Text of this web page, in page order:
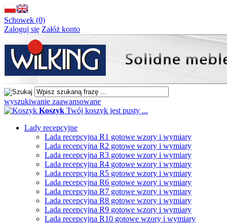
Schowek (0)
Zaloguj się Załóż konto
wyszukiwanie zaawansowane
Koszyk Twój koszyk jest pusty ...
Lady recepcyjne
Lada recepcyjna R1 gotowe wzory i wymiary
Lada recepcyjna R2 gotowe wzory i wymiary
Lada recepcyjna R3 gotowe wzory i wymiary
Lada recepcyjna R4 gotowe wzory i wymiary
Lada recepcyjna R5 gotowe wzory i wymiary
Lada recepcyjna R6 gotowe wzory i wymiary
Lada recepcyjna R7 gotowe wzory i wymiary
Lada recepcyjna R8 gotowe wzory i wymiary
Lada recepcyjna R9 gotowe wzory i wymiary
Lada recepcyjna R10 gotowe wzory i wymiary